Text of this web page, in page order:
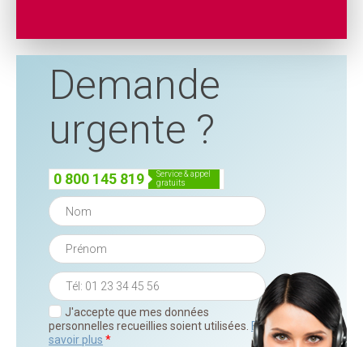
Demande
urgente ?
0 800 145 819
service & appel
gratuits
J'accepte que mes données
personnelles recueillies soient utilisées. En
savoir plus *